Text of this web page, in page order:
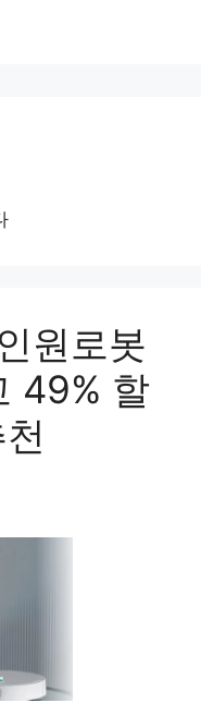
원로봇
49% 할